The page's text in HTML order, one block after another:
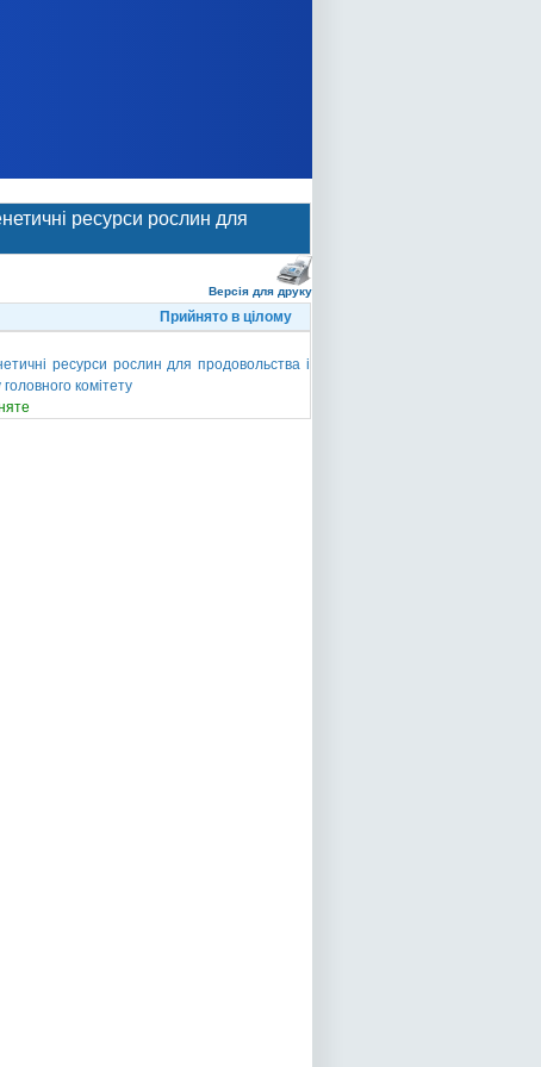
ресурси рослин для
Версія для друку
Прийнято в цілому
ресурси рослин для продовольства і
комітету